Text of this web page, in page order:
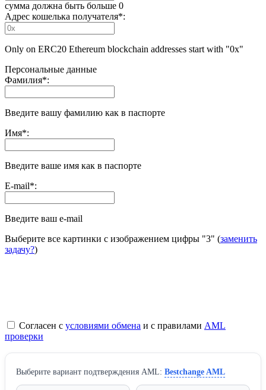
сумма должна быть больше 0
Адрес кошелька получателя*:
Only on ERC20 Ethereum blockchain addresses start with "0x"
Персональные данные
Фамилия*:
Введите вашу фамилию как в паспорте
Имя*:
Введите ваше имя как в паспорте
E-mail*:
Введите ваш e-mail
Выберите все картинки с изображением цифры "3" (заменить
задачу?)
Согласен с условиями обмена и с правилами AML
проверки
Выберите вариант подтверждения AML: Bestchange AML